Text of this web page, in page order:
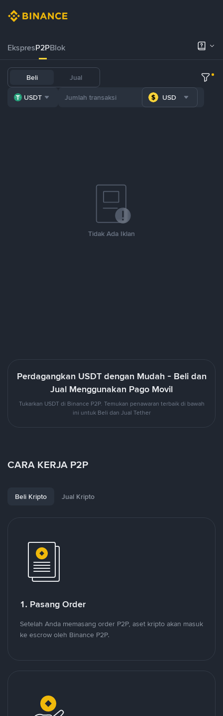
EkspresP2PBlok
Beli Jual
USDT USD
Tidak Ada Iklan
Perdagangkan USDT dengan Mudah - Beli dan
Jual Menggunakan Pago Movil
Tukarkan USDT di Binance P2P. Temukan penawaran terbaik di bawah
ini untuk Beli dan Jual Tether
CARA KERJA P2P
Beli Kripto Jual Kripto
1. Pasang Order
Setelah Anda memasang order P2P, aset kripto akan masuk
ke escrow oleh Binance P2P.